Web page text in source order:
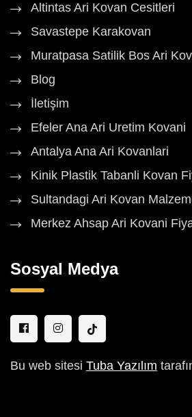
Altintas Ari Kovan Cesitleri
Savastepe Karakovan
Muratpasa Satilik Bos Ari
Blog
İletişim
Efeler Ana Ari Uretim Kovani
Antalya Ana Ari Kovanlari
Kinik Plastik Tabanli Kovan
Sultandagi Ari Kovan
Merkez Ahsap Ari Kovani
Sosyal Medya
Bu web sitesi Tuba Yazılım